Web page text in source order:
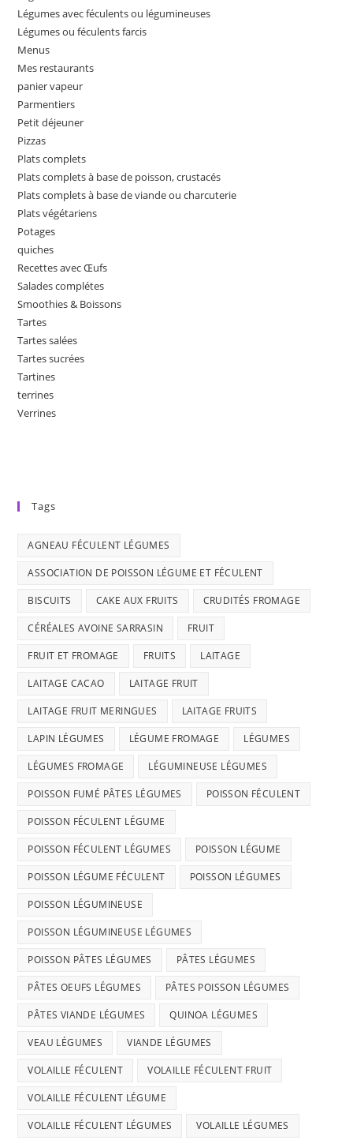
Légumes avec féculents ou légumineuses
Légumes ou féculents farcis
Menus
Mes restaurants
panier vapeur
Parmentiers
Petit déjeuner
Pizzas
Plats complets
Plats complets à base de poisson, crustacés
Plats complets à base de viande ou charcuterie
Plats végétariens
Potages
quiches
Recettes avec Œufs
Salades complétes
Smoothies & Boissons
Tartes
Tartes salées
Tartes sucrées
Tartines
terrines
Verrines
Tags
AGNEAU FÉCULENT LÉGUMES
ASSOCIATION DE POISSON LÉGUME ET FÉCULENT
BISCUITS CAKE AUX FRUITS CRUDITÉS FROMAGE
CÉRÉALES AVOINE SARRASIN FRUIT
FRUIT ET FROMAGE FRUITS LAITAGE
LAITAGE CACAO LAITAGE FRUIT
LAITAGE FRUIT MERINGUES LAITAGE FRUITS
LAPIN LÉGUMES LÉGUME FROMAGE LÉGUMES
LÉGUMES FROMAGE LÉGUMINEUSE LÉGUMES
POISSON FUMÉ PÂTES LÉGUMES POISSON FÉCULENT
POISSON FÉCULENT LÉGUME
POISSON FÉCULENT LÉGUMES POISSON LÉGUME
POISSON LÉGUME FÉCULENT POISSON LÉGUMES
POISSON LÉGUMINEUSE
POISSON LÉGUMINEUSE LÉGUMES
POISSON PÂTES LÉGUMES PÂTES LÉGUMES
PÂTES OEUFS LÉGUMES PÂTES POISSON LÉGUMES
PÂTES VIANDE LÉGUMES QUINOA LÉGUMES
VEAU LÉGUMES VIANDE LÉGUMES
VOLAILLE FÉCULENT VOLAILLE FÉCULENT FRUIT
VOLAILLE FÉCULENT LÉGUME
VOLAILLE FÉCULENT LÉGUMES VOLAILLE LÉGUMES